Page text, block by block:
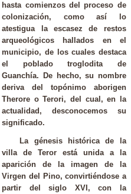
hasta comienzos del proceso de
colonización, como así lo
atestigua la escasez de restos
arqueológicos hallados en el
municipio, de los cuales destaca
el poblado troglodita de
Guanchía. De hecho, su nombre
deriva del topónimo aborigen
Therore o Terori, del cual, en la
actualidad, desconocemos su
significado.
La génesis histórica de la
villa de Teror está unida a la
aparición de la imagen de la
Virgen del Pino, convirtiéndose a
partir del siglo XVI, con la